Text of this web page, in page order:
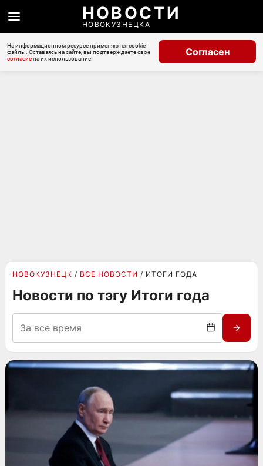
НОВОСТИ
НОВОКУЗНЕЦКА
На информационном ресурсе применяются cookie-
файлы. Оставаясь на сайте, вы подтверждаете свое
согласиена их использование.
Согласен
НОВОКУЗНЕЦК ВСЕ НОВОСТИ ИТОГИ ГОДА
Новости по тэгу Итоги года